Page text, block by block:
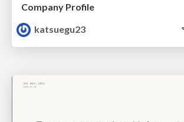
Company Profile
katsuegu23